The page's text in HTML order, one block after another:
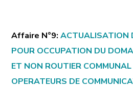
Affaire N°9: ACTUALISATION
POUR OCCUPATION DU
ET NON ROUTIER COMMUNAL
OPERATEURS DE